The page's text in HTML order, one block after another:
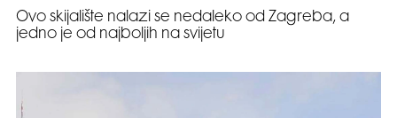
Ovo skijalište nalazi se nedaleko od Zagreba, a
jedno je od najboljih na svijetu